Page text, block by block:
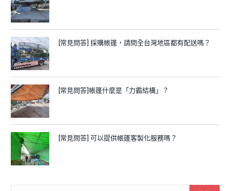
[常見問答] 採購帳篷，請問全台灣地區都有配送嗎？
[常見問答]帳篷什麼是「力霸結構」？
[常見問答] 可以提供帳篷客製化服務嗎？